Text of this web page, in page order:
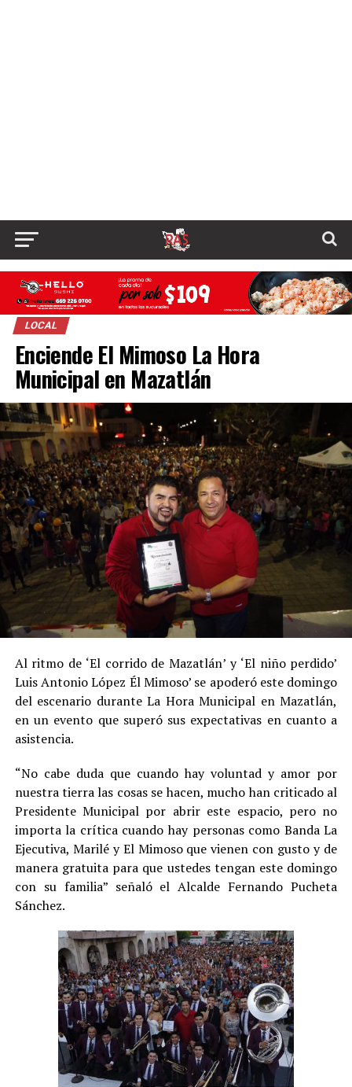
LOCAL
Enciende El Mimoso La Hora
Municipal en Mazatlán
Al ritmo de ‘El corrido de Mazatlán’ y ‘El niño perdido’
Luis Antonio López Él Mimoso’ se apoderó este domingo
del escenario durante La Hora Municipal en Mazatlán,
en un evento que superó sus expectativas en cuanto a
asistencia.
“No cabe duda que cuando hay voluntad y amor por
nuestra tierra las cosas se hacen, mucho han criticado al
Presidente Municipal por abrir este espacio, pero no
importa la crítica cuando hay personas como Banda La
Ejecutiva, Marilé y El Mimoso que vienen con gusto y de
manera gratuita para que ustedes tengan este domingo
con su familia” señaló el Alcalde Fernando Pucheta
Sánchez.